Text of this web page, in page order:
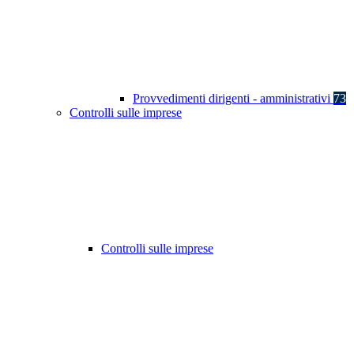
Provvedimenti dirigenti - amministrativi 73
Controlli sulle imprese
Controlli sulle imprese